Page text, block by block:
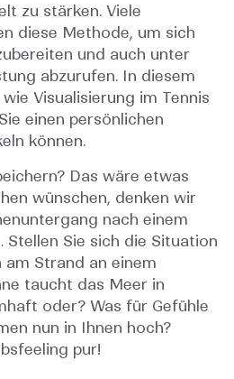
zu stärken. Viele
diese Methode, um sich
und auch unter
abzurufen. In diesem
Visualisierung im Tennis
einen persönlichen
können.
Das wäre etwas
wünschen, denken wir
nach einem
Stellen Sie sich die Situation
am Strand an einem
taucht das Meer in
oder? Was für Gefühle
nun in Ihnen hoch?
pur!